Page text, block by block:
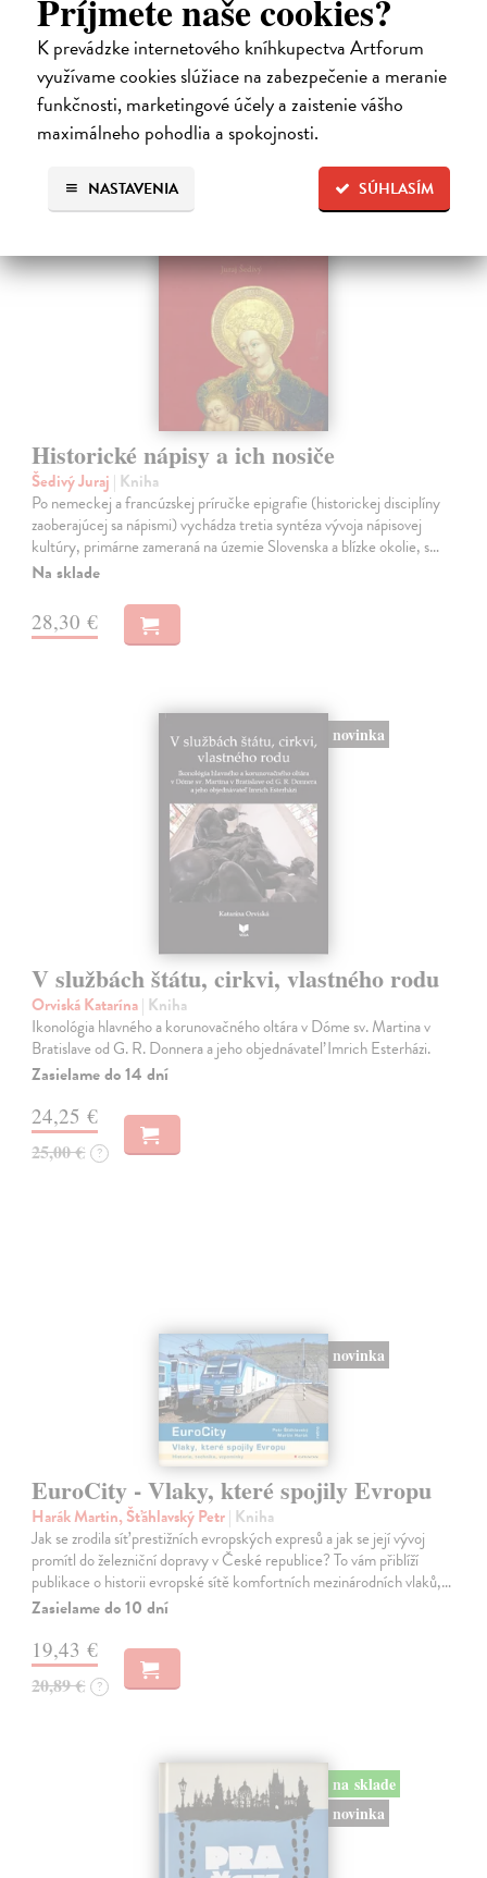
Príjmete naše cookies?
K prevádzke internetového kníhkupectva Artforum
využívame cookies slúžiace na zabezpečenie a meranie
funkčnosti, marketingové účely a zaistenie vášho
maximálneho pohodlia a spokojnosti.
SÚHLASÍM
NASTAVENIA
bez nich nedá…
Na sklade
23,66 €
24,90 € ?
na sklade
Historické nápisy a ich nosiče
Šedivý Juraj | Kniha
Po nemeckej a francúzskej príručke epigrafie (historickej disciplíny
zaoberajúcej sa nápismi) vychádza tretia syntéza vývoja nápisovej
kultúry, primárne zameraná na územie Slovenska a blízke okolie, s…
Na sklade
28,30 €
novinka
V službách štátu, cirkvi, vlastného rodu
Orviská Katarína| Kniha
Ikonológia hlavného a korunovačného oltára v Dóme sv. Martina v
Bratislave od G. R. Donnera a jeho objednávateľ Imrich Esterházi.
Zasielame do 14 dní
24,25 €
25,00 € ?
novinka
EuroCity - Vlaky, které spojily Evropu
Harák Martin, Šťáhlavský Petr| Kniha
Jak se zrodila síť prestižních evropských expresů a jak se její vývoj
promítl do železniční dopravy v České republice? To vám přiblíží
publikace o historii evropské sítě komfortních mezinárodních vlaků,…
Zasielame do 10 dní
19,43 €
20,89 € ?
na sklade
novinka